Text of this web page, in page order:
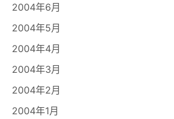
2004年6月
2004年5月
2004年4月
2004年3月
2004年2月
2004年1月